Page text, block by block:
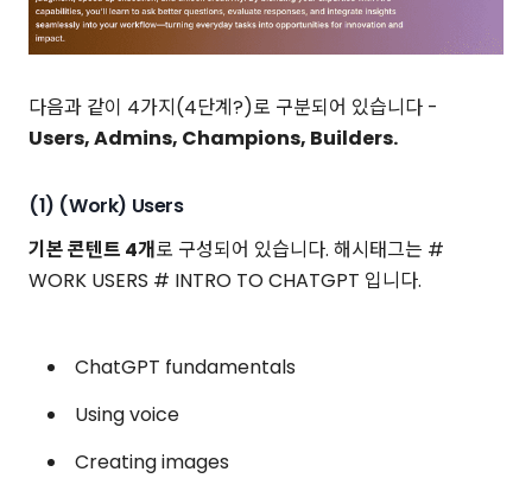
다음과 같이 4가지(4단계?)로 구분되어 있습니다 -
Users, Admins, Champions, Builders.
(1) (Work) Users
기본 콘텐트 4개로 구성되어 있습니다. 해시태그는 #
WORK USERS # INTRO TO CHATGPT 입니다.
ChatGPT fundamentals
Using voice
Creating images